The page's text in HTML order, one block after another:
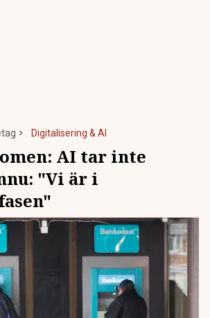
Digitalisering & AI
AI tar inte
"Vi är i